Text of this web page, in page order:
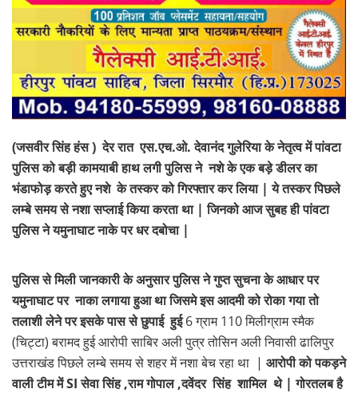
(जसवीर सिंह हंस ) देर रात एस.एच.ओ. देवानंद गुलेरिया के नेतृत्व मेंपांवटा
पुलिस को बड़ी कामयाबी हाथ लगी पुलिस ने नशे के एक बड़े डीलर का
भंडाफोड़ करते हुए नशे के तस्कर को गिरफ्तार कर लिया |ये तस्कर पिछले
लम्बे समय से नशा सप्लाई किया करता था |जिनको आज सुबह हीपांवटा
पुलिस ने यमुनाघाट नाके पर धर दबोचा |
पुलिस से मिली जानकारी के अनुसार पुलिस ने गुप्त सुचना के आधार पर
यमुनाघाट पर नाका लगाया हुआ था जिसमे इस आदमी को रोका गया तो
तलाशी लेने पर इसके पास से छुपाई हुई6 ग्राम 110 मिलीग्राम स्मैक
(चिट्टा) बरामद हुई आरोपी साबिर अली पुत्र तोसिन अली निवासी ढालिपुर
उत्तराखंड पिछले लम्बे समय से शहर में नशा बेच रहा था | आरोपी को पकड़ने
वाली टीम में SI सेवा सिंह ,राम गोपाल ,दवेंदर सिंह शामिल थे | गोरतलब है